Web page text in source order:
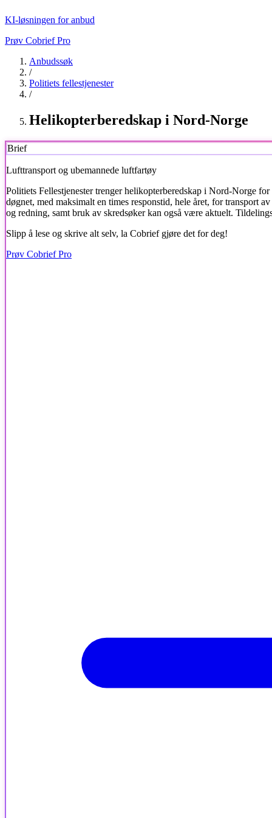
KI-løsningen for anbud
Prøv Cobrief Pro
Anbudssøk
/
Politiets fellestjenester
/
Helikopterberedskap i Nord-Norge
Brief
Lufttransport og ubemannede luftfartøy
Politiets Fellestjenestertrenger helikopterberedskap i Nord-Norge
døgnet, med maksimalt en times responstid, hele året, for transport
og redning, samt bruk av skredsøker kan også være aktuelt.
Slipp å lese og skrive alt selv, la Cobrief gjøre det for deg!
Prøv Cobrief Pro